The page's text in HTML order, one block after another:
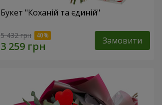
Букет "Коханій та єдиній"
5 432 грн Замовити